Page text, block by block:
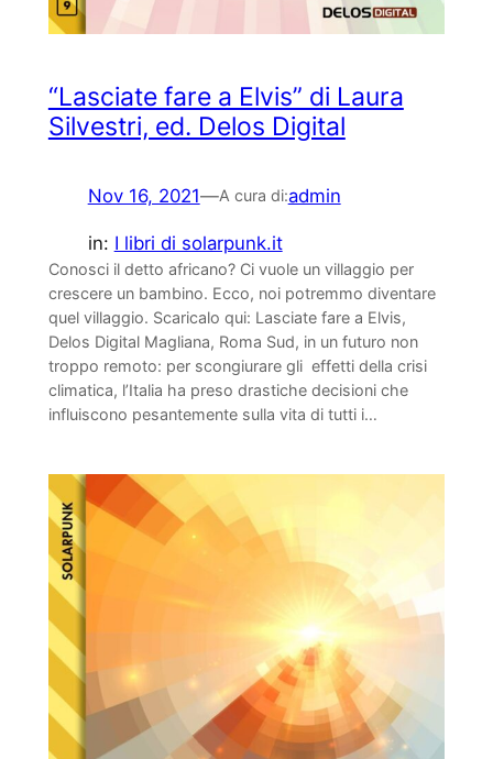
“Lasciate fare a Elvis” di Laura
Silvestri, ed. Delos Digital
Nov 16, 2021—A cura di:admin
in: I libri di solarpunk.it
Conosci il detto africano? Ci vuole un villaggio per
crescere un bambino. Ecco, noi potremmo diventare
quel villaggio. Scaricalo qui: Lasciate fare a Elvis,
Delos Digital Magliana, Roma Sud, in un futuro non
troppo remoto: per scongiurare gli effetti della crisi
climatica, l’Italia ha preso drastiche decisioni che
influiscono pesantemente sulla vita di tutti i…